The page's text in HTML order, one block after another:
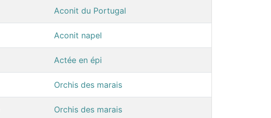
Aconit du Portugal
Aconit napel
Actée en épi
Orchis des marais
Orchis des marais